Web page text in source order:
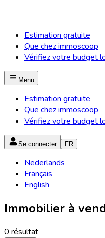
Estimation gratuite
Que chez immoscoop
Vérifiez votre budget
Menu
Estimation gratuite
Que chez immoscoop
Vérifiez votre budget
Se connecter FR
Nederlands
Français
English
Immobilier à
0 résultat